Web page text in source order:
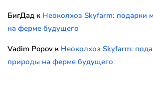
БигДад к Неоколхоз Skyfarm: подарки
на ферме будущего
Vadim Popov к Неоколхоз Skyfarm:
природы на ферме будущего